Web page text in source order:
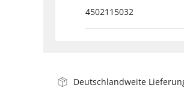
4502115032
Deutschlandweite